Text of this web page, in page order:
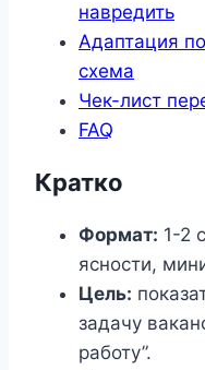
навредить
Адаптация
схема
Чек-лист
FAQ
Кратко
Формат: 1-2
ясности,
Цель:
задачу
работу”.